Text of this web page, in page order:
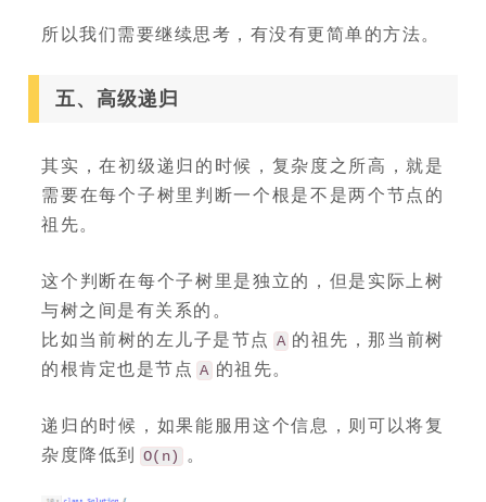
所以我们需要继续思考，有没有更简单的方法。
五、高级递归
其实，在初级递归的时候，复杂度之所高，就是
需要在每个子树里判断一个根是不是两个节点的
祖先。
这个判断在每个子树里是独立的，但是实际上树
与树之间是有关系的。
比如当前树的左儿子是节点 A 的祖先，那当前树
的根肯定也是节点 A 的祖先。
递归的时候，如果能服用这个信息，则可以将复
杂度降低到 O(n) 。